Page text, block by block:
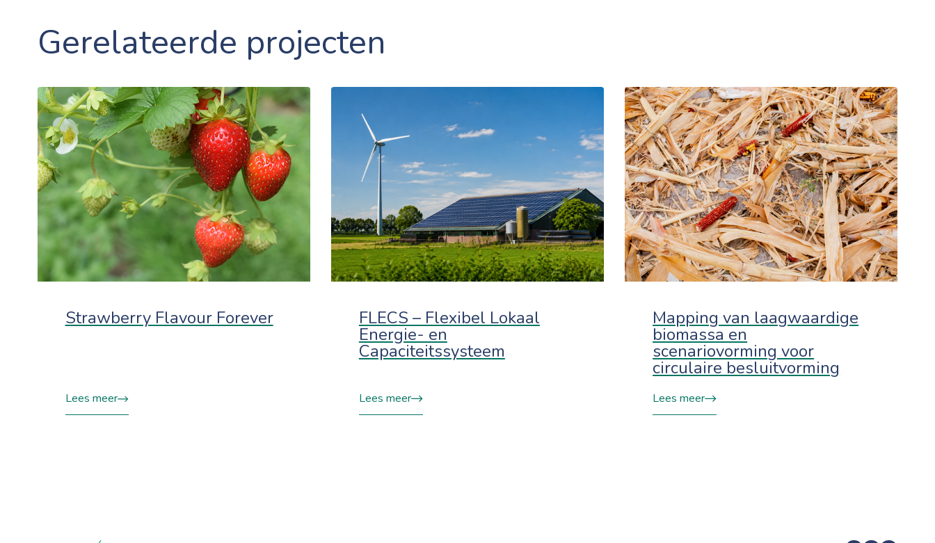
Gerelateerde projecten
Strawberry Flavour Forever
Lees meer
FLECS – Flexibel Lokaal
Energie- en
Capaciteitssysteem
Lees meer
Mapping van laagwaardige
biomassa en
scenariovorming voor
circulaire besluitvorming
Lees meer